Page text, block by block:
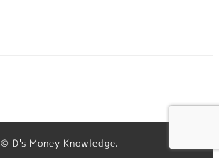
© D's Money Knowledge.